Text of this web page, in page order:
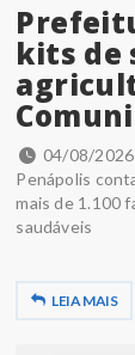
kits de
04/08/2026
Penápolis
mais de 1.100
saudáveis
LEIA MAIS